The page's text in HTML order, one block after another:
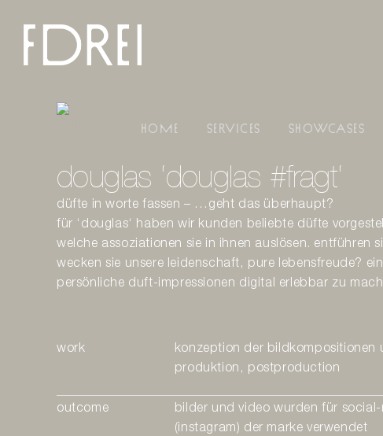
Inhalt
springen
home services showcases
douglas ‘douglas #fragt‘
düfte in worte fassen – …geht das überhaupt?
für ‘douglas‘ haben wir kunden beliebte düfte
welche assoziationen sie in ihnen auslösen. entführen
wecken sie unsere leidenschaft, pure lebensfreude?
persönliche duft-impressionen digital erlebbar zu
work
konzeption der bildkompositionen
produktion, postproduction
outcome
bilder und video wurden für
(instagram) der marke verwendet